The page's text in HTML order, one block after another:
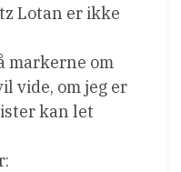
Lotan er ikke
markerne om
vide, om jeg er
kan let